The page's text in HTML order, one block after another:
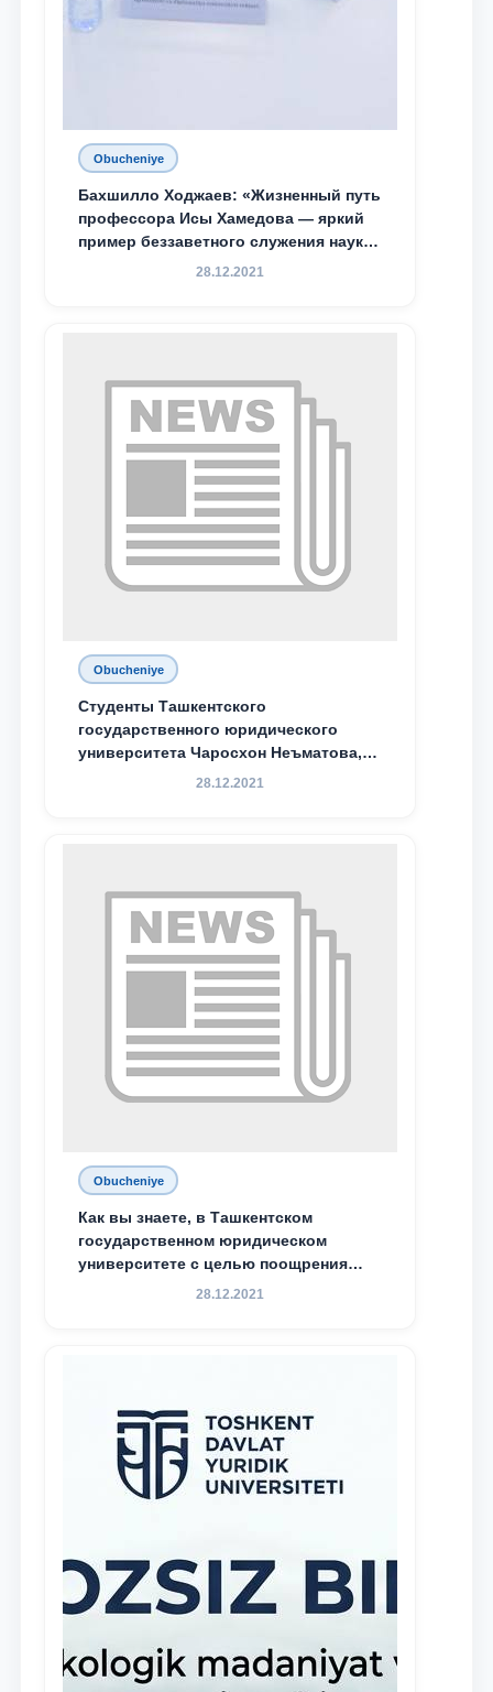
Obucheniye
Бахшилло Ходжаев: «Жизненный путь
профессора Исы Хамедова — яркий
пример беззаветного служения науке,
Родине и воспитанию молодого
28.12.2021
Obucheniye
Студенты Ташкентского
государственного юридического
университета Чаросхон Неъматова,
Севдо Хакимходжаева, Анбарой
специальной стипендии имени
Хадичи Сулеймановой.
28.12.2021
Obucheniye
Как вы знаете, в Ташкентском
государственном юридическом
университете с целью поощрения
талантливых, активных и
28.12.2021